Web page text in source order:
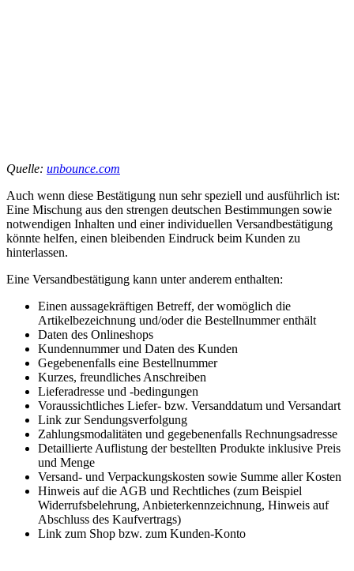
Quelle: unbounce.com
Auch wenn diese Bestätigung nun sehr speziell und ausführlich ist:
Eine Mischung aus den strengen deutschen Bestimmungen sowie
notwendigen Inhalten und einer individuellen Versandbestätigung
könnte helfen, einen bleibenden Eindruck beim Kunden zu
hinterlassen.
Eine Versandbestätigung kann unter anderem enthalten:
Einen aussagekräftigen Betreff, der womöglich die
Artikelbezeichnung und/oder die Bestellnummer enthält
Daten des Onlineshops
Kundennummer und Daten des Kunden
Gegebenenfalls eine Bestellnummer
Kurzes, freundliches Anschreiben
Lieferadresse und -bedingungen
Voraussichtliches Liefer- bzw. Versanddatum und Versandart
Link zur Sendungsverfolgung
Zahlungsmodalitäten und gegebenenfalls Rechnungsadresse
Detaillierte Auflistung der bestellten Produkte inklusive Preis
und Menge
Versand- und Verpackungskosten sowie Summe aller Kosten
Hinweis auf die AGB und Rechtliches (zum Beispiel
Widerrufsbelehrung, Anbieterkennzeichnung, Hinweis auf
Abschluss des Kaufvertrags)
Link zum Shop bzw. zum Kunden-Konto